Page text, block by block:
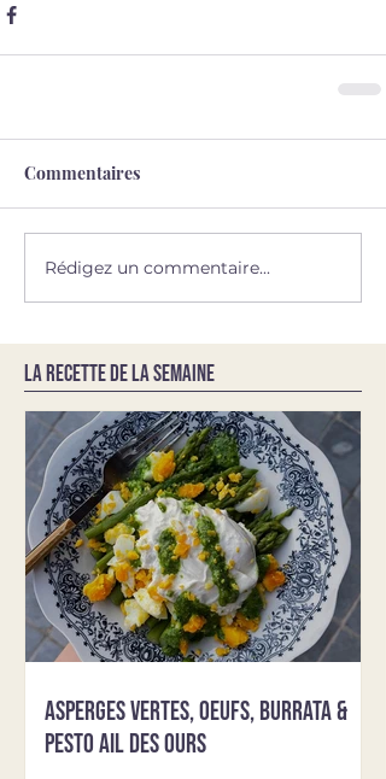
Commentaires
Rédigez un commentaire...
LA RECETTE DE LA SEMAINE
Asperges vertes, oeufs, burrata &
pesto ail des ours